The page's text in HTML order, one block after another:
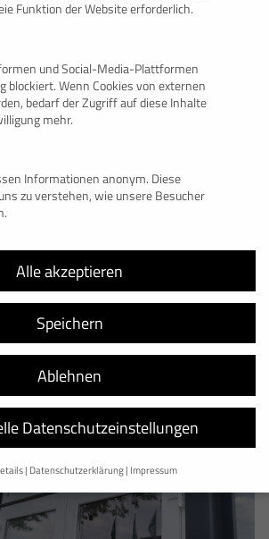
Treppenhauscontainer
Funktion der Website erforderlich.
und Social-Media-Plattformen
blockiert. Wenn Cookies von externen
bedarf der Zugriff auf diese Inhalte
mehr.
Informationen anonym. Diese
zu verstehen, wie unsere Besucher
Alle akzeptieren
Speichern
Ablehnen
Datenschutzeinstellungen
Datenschutzerklärung Impressum
und andere Technologien auf unserer Website.